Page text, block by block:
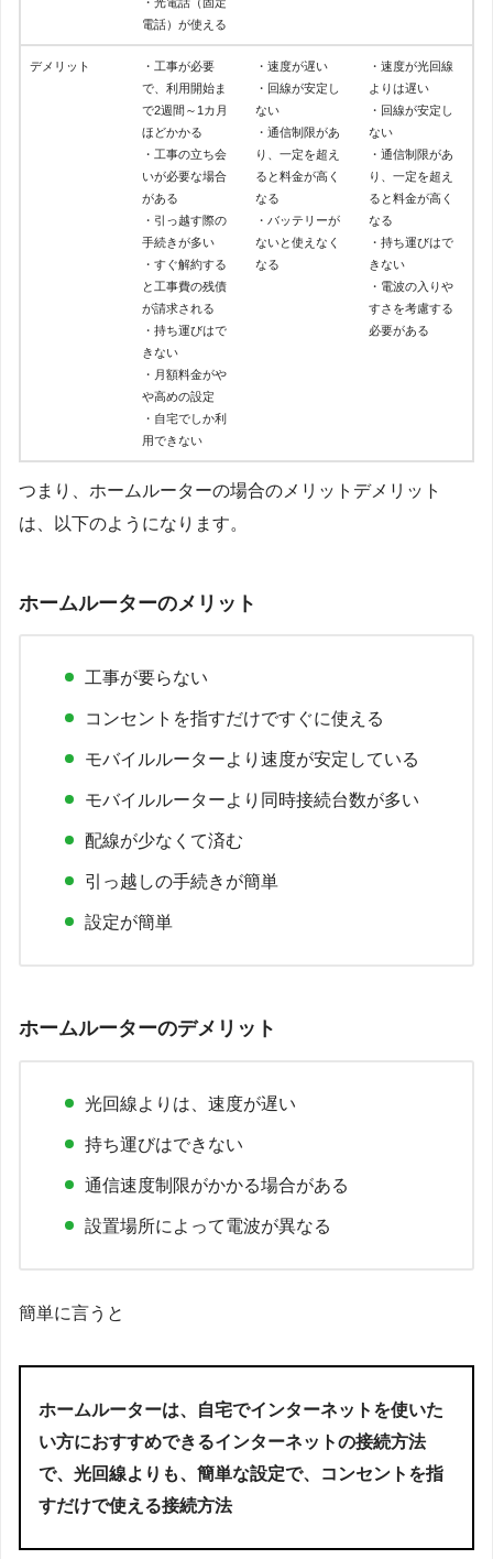
電話）が使える
デメリット
・工事が必要
で、利用開始ま
で2週間～1カ月
ほどかかる
・工事の立ち会
いが必要な場合
がある
・引っ越す際の
手続きが多い
・すぐ解約する
と工事費の残債
が請求される
・持ち運びはで
きない
・月額料金がや
や高めの設定
・自宅でしか利
用できない
・速度が遅い
・回線が安定し
ない
・通信制限があ
り、一定を超え
ると料金が高く
なる
・バッテリーが
ないと使えなく
なる
・速度が光回線
よりは遅い
・回線が安定し
ない
・通信制限があ
り、一定を超え
ると料金が高く
なる
・持ち運びはで
きない
・電波の入りや
すさを考慮する
必要がある
つまり、ホームルーターの場合のメリットデメリット
は、以下のようになります。
ホームルーターのメリット
工事が要らない
コンセントを指すだけですぐに使える
モバイルルーターより速度が安定している
モバイルルーターより同時接続台数が多い
配線が少なくて済む
引っ越しの手続きが簡単
設定が簡単
ホームルーターのデメリット
光回線よりは、速度が遅い
持ち運びはできない
通信速度制限がかかる場合がある
設置場所によって電波が異なる
簡単に言うと
ホームルーターは、自宅でインターネットを使いた
い方におすすめできるインターネットの接続方法
で、光回線よりも、簡単な設定で、コンセントを指
すだけで使える接続方法